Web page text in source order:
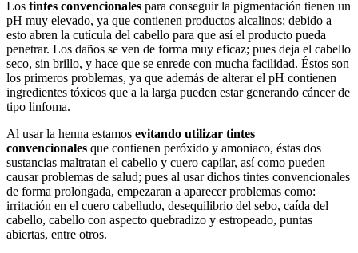
Los tintes convencionales para conseguir la pigmentación tienen un
pH muy elevado, ya que contienen productos alcalinos; debido a
esto abren la cutícula del cabello para que así el producto pueda
penetrar. Los daños se ven de forma muy eficaz; pues deja el cabello
seco, sin brillo, y hace que se enrede con mucha facilidad. Éstos son
los primeros problemas, ya que además de alterar el pH contienen
ingredientes tóxicos que a la larga pueden estar generando cáncer de
tipo linfoma.
Al usar la henna estamos evitando utilizar tintes
convencionales que contienen peróxido y amoniaco, éstas dos
sustancias maltratan el cabello y cuero capilar, así como pueden
causar problemas de salud; pues al usar dichos tintes convencionales
de forma prolongada, empezaran a aparecer problemas como:
irritación en el cuero cabelludo, desequilibrio del sebo, caída del
cabello, cabello con aspecto quebradizo y estropeado, puntas
abiertas, entre otros.